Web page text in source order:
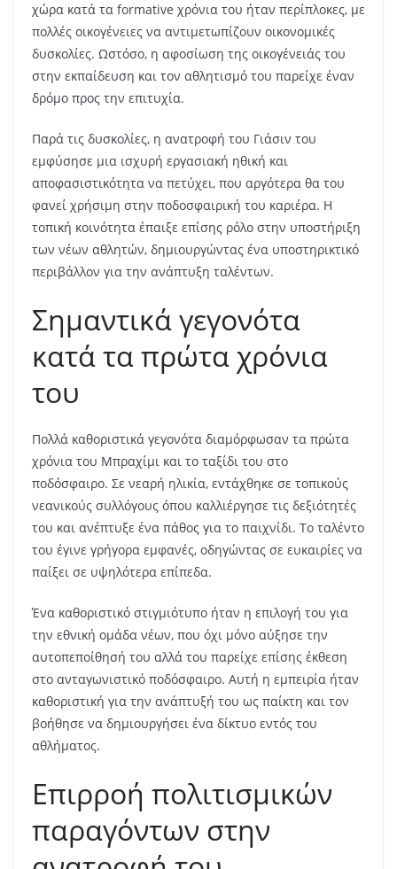
χώρα κατά τα formative χρόνια του ήταν περίπλοκες, με
πολλές οικογένειες να αντιμετωπίζουν οικονομικές
δυσκολίες. Ωστόσο, η αφοσίωση της οικογένειάς του
στην εκπαίδευση και τον αθλητισμό του παρείχε έναν
δρόμο προς την επιτυχία.
Παρά τις δυσκολίες, η ανατροφή του Γιάσιν του
εμφύσησε μια ισχυρή εργασιακή ηθική και
αποφασιστικότητα να πετύχει, που αργότερα θα του
φανεί χρήσιμη στην ποδοσφαιρική του καριέρα. Η
τοπική κοινότητα έπαιξε επίσης ρόλο στην υποστήριξη
των νέων αθλητών, δημιουργώντας ένα υποστηρικτικό
περιβάλλον για την ανάπτυξη ταλέντων.
Σημαντικά γεγονότα
κατά τα πρώτα χρόνια
του
Πολλά καθοριστικά γεγονότα διαμόρφωσαν τα πρώτα
χρόνια του Μπραχίμι και το ταξίδι του στο
ποδόσφαιρο. Σε νεαρή ηλικία, εντάχθηκε σε τοπικούς
νεανικούς συλλόγους όπου καλλιέργησε τις δεξιότητές
του και ανέπτυξε ένα πάθος για το παιχνίδι. Το ταλέντο
του έγινε γρήγορα εμφανές, οδηγώντας σε ευκαιρίες να
παίξει σε υψηλότερα επίπεδα.
Ένα καθοριστικό στιγμιότυπο ήταν η επιλογή του για
την εθνική ομάδα νέων, που όχι μόνο αύξησε την
αυτοπεποίθησή του αλλά του παρείχε επίσης έκθεση
στο ανταγωνιστικό ποδόσφαιρο. Αυτή η εμπειρία ήταν
καθοριστική για την ανάπτυξή του ως παίκτη και τον
βοήθησε να δημιουργήσει ένα δίκτυο εντός του
αθλήματος.
Επιρροή πολιτισμικών
παραγόντων στην